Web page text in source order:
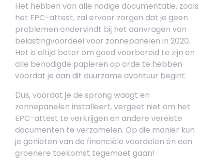
Het hebben van alle nodige documentatie, zoals
het EPC-attest, zal ervoor zorgen dat je geen
problemen ondervindt bij het aanvragen van
belastingvoordeel voor zonnepanelen in 2020.
Het is altijd beter om goed voorbereid te zijn en
alle benodigde papieren op orde te hebben
voordat je aan dit duurzame avontuur begint.
Dus, voordat je de sprong waagt en
zonnepanelen installeert, vergeet niet om het
EPC-attest te verkrijgen en andere vereiste
documenten te verzamelen. Op die manier kun
je genieten van de financiële voordelen én een
groenere toekomst tegemoet gaan!